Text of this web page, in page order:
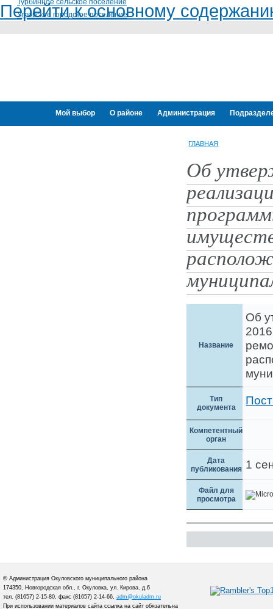
Перейти к основному
Турбинное сельское поселение
Угловское городское поселение
Мой выбор О районе Администрация
ГЛАВНАЯ
Об
Название
Об
Тип
документа
Компетентный
орган
Дата
публикования 1
Файл для
просмотра
© Администрация Окуловского муниципального района
174350, Новгородская обл., г. Окуловка, ул. Кирова, д.6
тел. (81657) 2-15-80, факс (81657) 2-14-66, adm@okuladm.ru
При использовании материалов сайта ссылка на сайт обязательна